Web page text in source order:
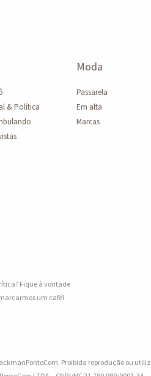
& Política
Moda
Passarela
Em alta
Marcas
Fique à vontade
um café!
Proibida reprodução ou